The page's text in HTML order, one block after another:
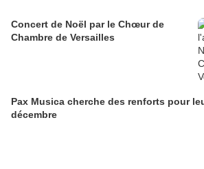
Concert de Noël par le Chœur de
Chambre de Versailles
Pax Musica cherche des renforts pour leur concert du 18
décembre